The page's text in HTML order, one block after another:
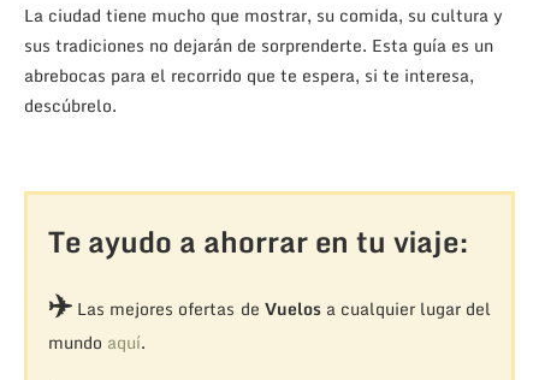
La ciudad tiene mucho que mostrar, su comida, su cultura y
sus tradiciones no dejarán de sorprenderte. Esta guía es un
abrebocas para el recorrido que te espera, si te interesa,
descúbrelo.
Te ayudo a ahorrar en tu viaje:
✈️Las mejores ofertas de Vuelosa cualquier lugar del
mundo aquí.